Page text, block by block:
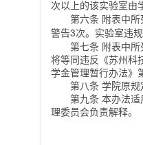
次以上的该实验室由
第六条 附表中
警告3次。 实验室违
第七条 附表中
将等同违反《苏州科
学金管理暂行办法》
第八条 学院原
第九条 本办法
理委员会负责解释。